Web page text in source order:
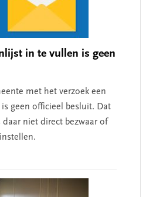
in te vullen is geen
met het verzoek een
geen officieel besluit. Dat
niet direct bezwaar of